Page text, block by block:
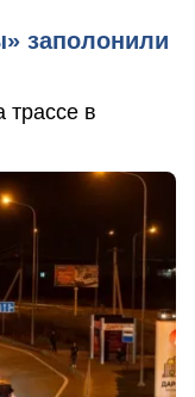
заполонили
трассе в